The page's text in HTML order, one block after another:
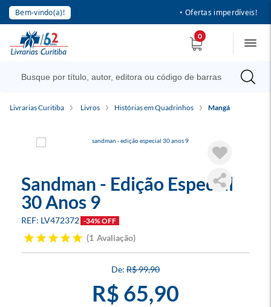
Bem-vindo(a)! • Ofertas imperdíveis!
0
Livrarias Curitiba Livros Histórias em Quadrinhos Mangá
Sandman - Edição Especial
30 Anos 9
LV472372 -34% OFF
1 Avaliação
R$ 99,90
R$ 65,90